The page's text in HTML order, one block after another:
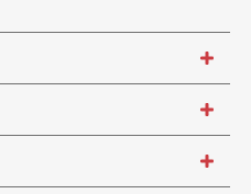
+
+
+